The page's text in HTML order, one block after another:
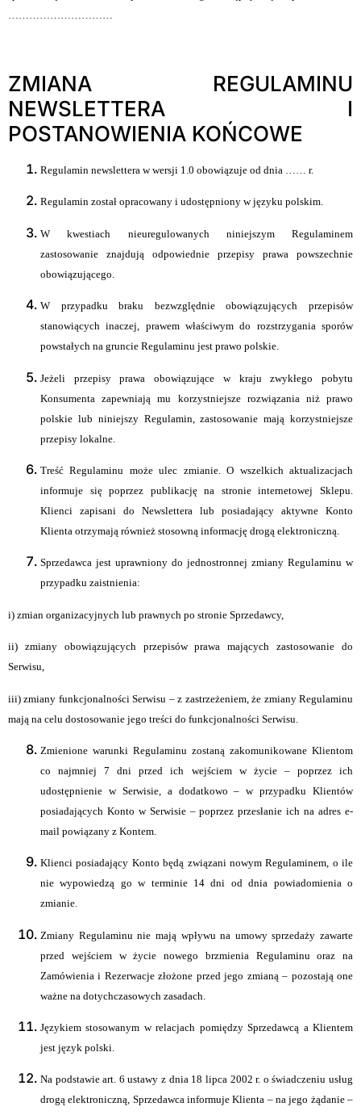
ZMIANA REGULAMINU
NEWSLETTERA I
POSTANOWIENIA KOŃCOWE
Regulamin newslettera w wersji 1.0 obowiązuje od dnia …… r.
Regulamin został opracowany i udostępniony w języku polskim.
W kwestiach nieuregulowanych niniejszym Regulaminem
zastosowanie znajdują odpowiednie przepisy prawa powszechnie
obowiązującego.
W przypadku braku bezwzględnie obowiązujących przepisów
stanowiących inaczej, prawem właściwym do rozstrzygania sporów
powstałych na gruncie Regulaminu jest prawo polskie.
Jeżeli przepisy prawa obowiązujące w kraju zwykłego pobytu
Konsumenta zapewniają mu korzystniejsze rozwiązania niż prawo
polskie lub niniejszy Regulamin, zastosowanie mają korzystniejsze
przepisy lokalne.
Treść Regulaminu może ulec zmianie. O wszelkich aktualizacjach
informuje się poprzez publikację na stronie internetowej Sklepu.
Klienci zapisani do Newslettera lub posiadający aktywne Konto
Klienta otrzymają również stosowną informację drogą elektroniczną.
Sprzedawca jest uprawniony do jednostronnej zmiany Regulaminu w
przypadku zaistnienia:
i) zmian organizacyjnych lub prawnych po stronie Sprzedawcy,
ii) zmiany obowiązujących przepisów prawa mających zastosowanie do
Serwisu,
iii) zmiany funkcjonalności Serwisu – z zastrzeżeniem, że zmiany Regulaminu
mają na celu dostosowanie jego treści do funkcjonalności Serwisu.
Zmienione warunki Regulaminu zostaną zakomunikowane Klientom
co najmniej 7 dni przed ich wejściem w życie – poprzez ich
udostępnienie w Serwisie, a dodatkowo – w przypadku Klientów
posiadających Konto w Serwisie – poprzez przesłanie ich na adres e-
mail powiązany z Kontem.
Klienci posiadający Konto będą związani nowym Regulaminem, o ile
nie wypowiedzą go w terminie 14 dni od dnia powiadomienia o
zmianie.
Zmiany Regulaminu nie mają wpływu na umowy sprzedaży zawarte
przed wejściem w życie nowego brzmienia Regulaminu oraz na
Zamówienia i Rezerwacje złożone przed jego zmianą – pozostają one
ważne na dotychczasowych zasadach.
Językiem stosowanym w relacjach pomiędzy Sprzedawcą a Klientem
jest język polski.
Na podstawie art. 6 ustawy z dnia 18 lipca 2002 r. o świadczeniu usług
drogą elektroniczną, Sprzedawca informuje Klienta – na jego żądanie –